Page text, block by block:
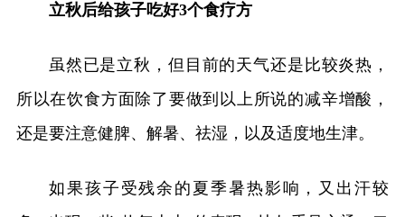
立秋后给孩子吃好3个食疗方
虽然已是立秋，但目前的天气还是比较炎热，
所以在饮食方面除了要做到以上所说的减辛增酸，
还是要注意健脾、解暑、祛湿，以及适度地生津。
如果孩子受残余的夏季暑热影响，又出汗较